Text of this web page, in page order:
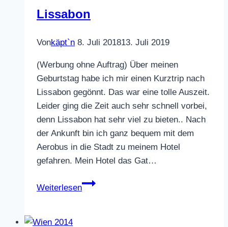
Lissabon
Vonkäpt`n 8. Juli 201813. Juli 2019
(Werbung ohne Auftrag) Über meinen
Geburtstag habe ich mir einen Kurztrip nach
Lissabon gegönnt. Das war eine tolle Auszeit.
Leider ging die Zeit auch sehr schnell vorbei,
denn Lissabon hat sehr viel zu bieten.. Nach
der Ankunft bin ich ganz bequem mit dem
Aerobus in die Stadt zu meinem Hotel
gefahren. Mein Hotel das Gat…
Weiterlesen
Lissabon